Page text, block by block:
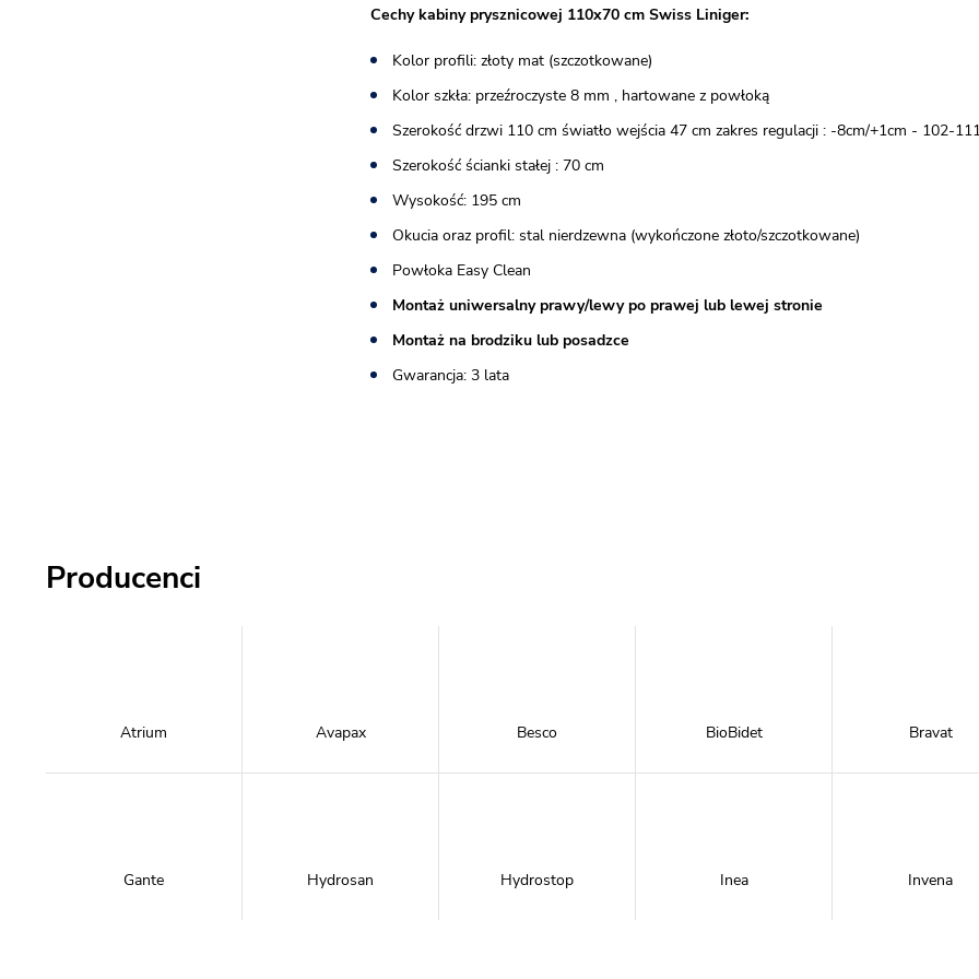
Cechy kabiny prysznicowej 110x70 cm Swiss Liniger:
Kolor profili: złoty mat (szczotkowane)
Kolor szkła: przeźroczyste 8 mm , hartowane z powłoką
Szerokość drzwi 110 cm światło wejścia 47 cm zakres regulacji : -8cm/+1cm - 102-
Szerokość ścianki stałej : 70 cm
Wysokość: 195 cm
Okucia oraz profil: stal nierdzewna (wykończone złoto/szczotkowane)
Powłoka Easy Clean
Montaż uniwersalny prawy/lewy po prawej lub lewej stronie
Montaż na brodziku lub posadzce
Gwarancja: 3 lata
Producenci
Atrium Avapax Besco BioBidet Bravat
Gante Hydrosan Hydrostop Inea Invena